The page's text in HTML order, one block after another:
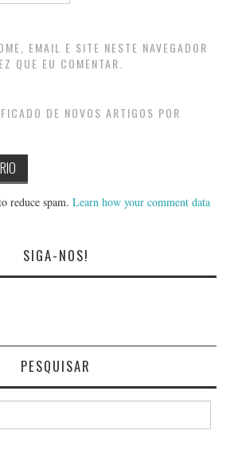
EMAIL E SITE NESTE NAVEGADOR
QUE EU COMENTAR.
DE NOVOS ARTIGOS POR
reduce spam.Learn how your comment data
SIGA-NOS!
PESQUISAR